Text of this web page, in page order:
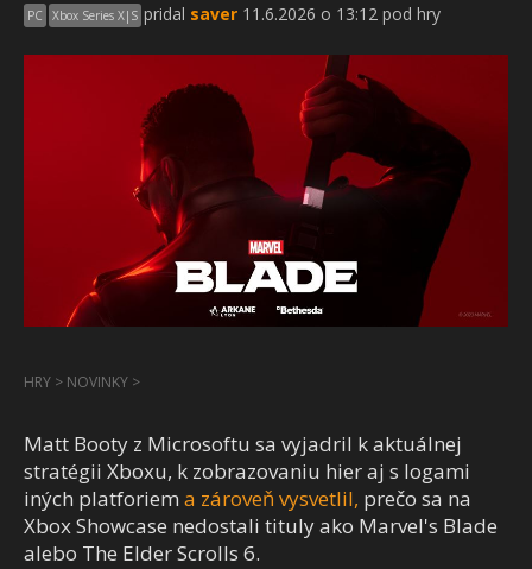
PC Xbox Series X|S pridal saver 11.6.2026 o 13:12 pod hry
HRY > NOVINKY >
Matt Booty z Microsoftu sa vyjadril k aktuálnej
stratégii Xboxu, k zobrazovaniu hier aj s logami
iných platforiem a zároveň vysvetlil, prečo sa na
Xbox Showcase nedostali tituly ako Marvel's Blade
alebo The Elder Scrolls 6.